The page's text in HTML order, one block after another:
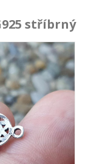
stříbrný